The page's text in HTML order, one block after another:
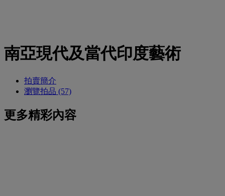
南亞現代及當代印度藝術
拍賣簡介
瀏覽拍品 (57)
更多精彩內容